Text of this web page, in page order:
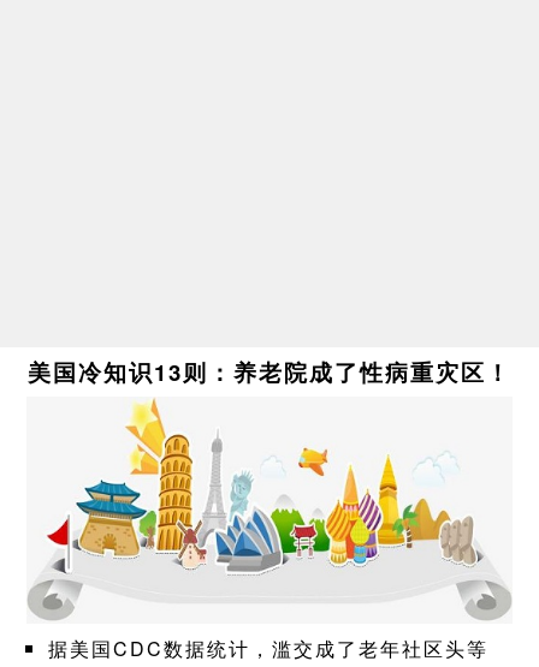
美国冷知识13则：养老院成了性病重灾区！
据美国CDC数据统计，滥交成了老年社区头等